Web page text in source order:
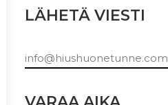
LÄHETÄ VIESTI
info@hiushuonetunne.com